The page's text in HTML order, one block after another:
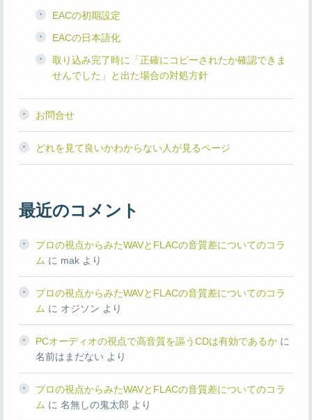
EACの初期設定
EACの日本語化
取り込み完了時に「正確にコピーされたか確認できま
せんでした」と出た場合の対処方針
お問合せ
どれを見て良いかわからない人が見るページ
最近のコメント
プロの視点からみたWAVとFLACの音質差についてのコラ
ム に makより
プロの視点からみたWAVとFLACの音質差についてのコラ
ム に オジソン より
PCオーディオの視点で高音質を謳うCDは有効であるかに
名前はまだない より
プロの視点からみたWAVとFLACの音質差についてのコラ
ム に 名無しの鬼太郎 より